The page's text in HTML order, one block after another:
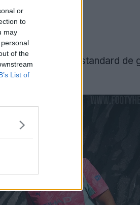
or
to
may
of the
List of
sur le modèle standard de